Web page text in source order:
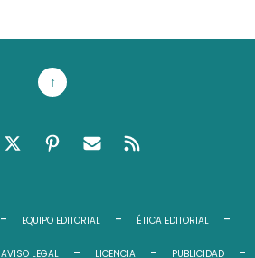
↑
EQUIPO EDITORIAL ÉTICA EDITORIAL
AVISO LEGAL LICENCIA PUBLICIDAD